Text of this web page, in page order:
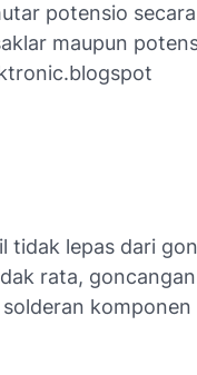
potensio
maupun
tidak lepas dari
rata,
komponen